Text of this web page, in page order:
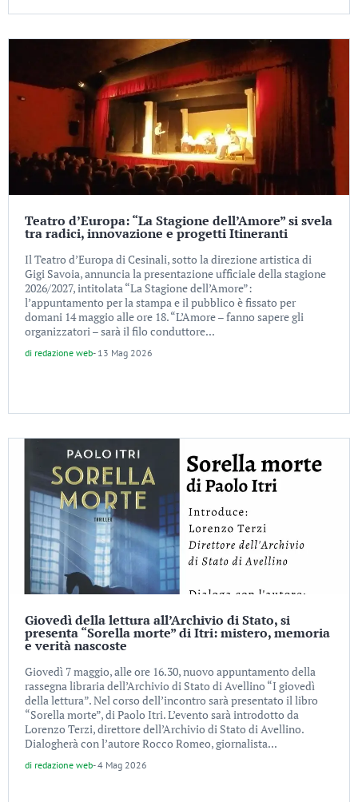
Teatro d’Europa: “La Stagione dell’Amore” si svela
tra radici, innovazione e progetti Itineranti
Il Teatro d’Europa di Cesinali, sotto la direzione artistica di
Gigi Savoia, annuncia la presentazione ufficiale della stagione
2026/2027, intitolata “La Stagione dell’Amore”:
l’appuntamento per la stampa e il pubblico è fissato per
domani 14 maggio alle ore 18. “L’Amore – fanno sapere gli
organizzatori – sarà il filo conduttore...
di redazione web- 13 Mag 2026
Giovedì della lettura all’Archivio di Stato, si
presenta “Sorella morte” di Itri: mistero, memoria
e verità nascoste
Giovedì 7 maggio, alle ore 16.30, nuovo appuntamento della
rassegna libraria dell’Archivio di Stato di Avellino “I giovedì
della lettura”. Nel corso dell’incontro sarà presentato il libro
“Sorella morte”, di Paolo Itri. L’evento sarà introdotto da
Lorenzo Terzi, direttore dell’Archivio di Stato di Avellino.
Dialogherà con l’autore Rocco Romeo, giornalista...
di redazione web-4 Mag 2026